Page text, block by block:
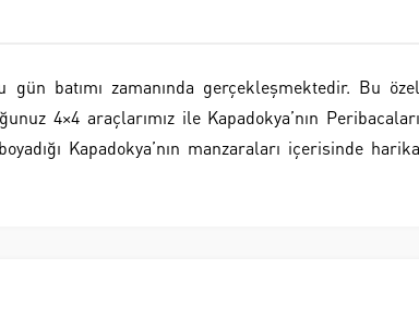
batımı zamanında gerçekleşmektedir. Bu özel
4×4 araçlarımız ile Kapadokya’nın Peribacaları
Kapadokya’nın manzaraları içerisinde harika